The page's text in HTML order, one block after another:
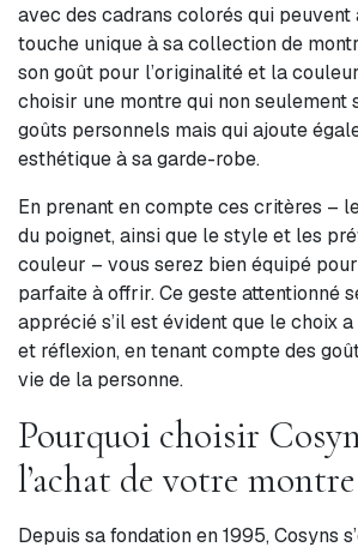
avec des cadrans colorés qui peuvent
touche unique à sa collection de
son goût pour l’originalité et la
choisir une montre qui non seulement
goûts personnels mais qui ajoute
esthétique à sa garde-robe.
En prenant en compte ces critères –
du poignet, ainsi que le style et les
couleur – vous serez bien équipé
parfaite à offrir. Ce geste attentionné
apprécié s’il est évident que le choix
et réflexion, en tenant compte des
vie de la personne.
Pourquoi choisir
l’achat de votre
Depuis sa fondation en 1995, Cosyns